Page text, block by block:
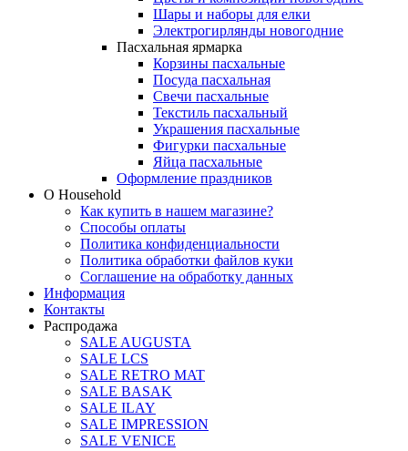
Шары и наборы для елки
Электрогирлянды новогодние
Пасхальная ярмарка
Корзины пасхальные
Посуда пасхальная
Свечи пасхальные
Текстиль пасхальный
Украшения пасхальные
Фигурки пасхальные
Яйца пасхальные
Оформление праздников
О Household
Как купить в нашем магазине?
Способы оплаты
Политика конфиденциальности
Политика обработки файлов куки
Соглашение на обработку данных
Информация
Контакты
Распродажа
SALE AUGUSTA
SALE LCS
SALE RETRO MAT
SALE BASAK
SALE ILAY
SALE IMPRESSION
SALE VENICE